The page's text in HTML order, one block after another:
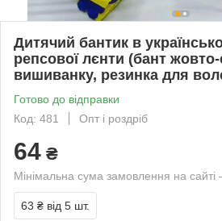
Дитячий бантик в
репсової лєнти (бант жовто-
вишиванку, резинка для
Готово до відправки
Код: 481
Опт і роздріб
64 ₴
Мінімальна сума замовлення на
63 ₴ від 5 шт.